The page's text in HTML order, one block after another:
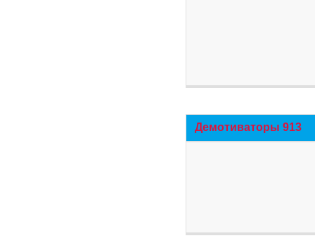
Демотиваторы 913